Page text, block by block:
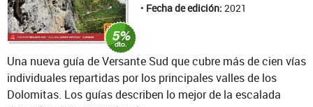
Fecha de edición: 2021
Una nueva guía de Versante Sud que cubre más de cien vías
individuales repartidas por los principales valles de los
Dolomitas. Los guías describen lo mejor de la escalada